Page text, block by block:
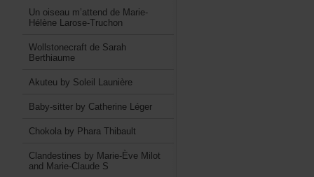
Unoiseaum’attenddeMarie-
HélèneLarose-Truchon
WollstonecraftdeSarah
Berthiaume
AkuteubySoleilLaunière
Baby-sitterbyCatherineLéger
ChokolabyPharaThibault
ClandestinesbyMarie-ÈveMilot
andMarie-ClaudeS